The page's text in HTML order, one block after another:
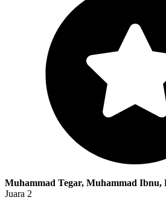
Muhammad Tegar, Muhammad Ibnu,
Juara 2